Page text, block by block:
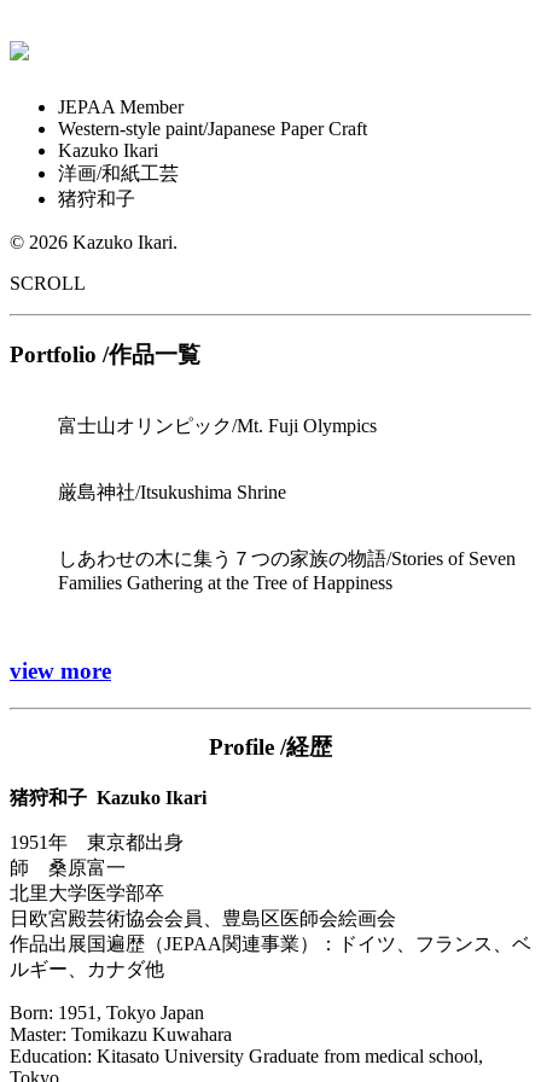
JEPAA Member
Western-style paint/Japanese Paper Craft
Kazuko Ikari
洋画/和紙工芸
猪狩和子
© 2026 Kazuko Ikari.
SCROLL
Portfolio /作品一覧
富士山オリンピック/Mt. Fuji Olympics
厳島神社/Itsukushima Shrine
しあわせの木に集う７つの家族の物語/Stories of Seven
Families Gathering at the Tree of Happiness
view more
Profile /経歴
猪狩和子 Kazuko Ikari
1951年 東京都出身
師 桑原富一
北里大学医学部卒
日欧宮殿芸術協会会員、豊島区医師会絵画会
作品出展国遍歴（JEPAA関連事業）：ドイツ、フランス、ベ
ルギー、カナダ他
Born: 1951, Tokyo Japan
Master: Tomikazu Kuwahara
Education: Kitasato University Graduate from medical school,